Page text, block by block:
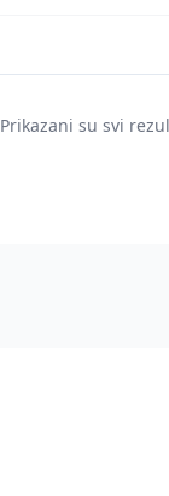
Prikazani su svi